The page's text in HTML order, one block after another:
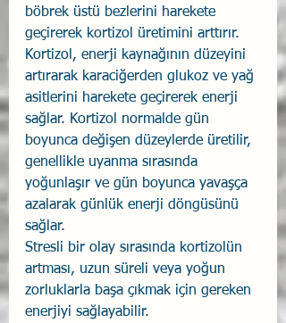
böbrek üstü bezlerini harekete
geçirerek kortizol üretimini arttırır.
Kortizol, enerji kaynağının düzeyini
artırarak karaciğerden glukoz ve yağ
asitlerini harekete geçirerek enerji
sağlar. Kortizol normalde gün
boyunca değişen düzeylerde üretilir,
genellikle uyanma sırasında
yoğunlaşır ve gün boyunca yavaşça
azalarak günlük enerji döngüsünü
sağlar.
Stresli bir olay sırasında kortizolün
artması, uzun süreli veya yoğun
zorluklarla başa çıkmak için gereken
enerjiyi sağlayabilir.